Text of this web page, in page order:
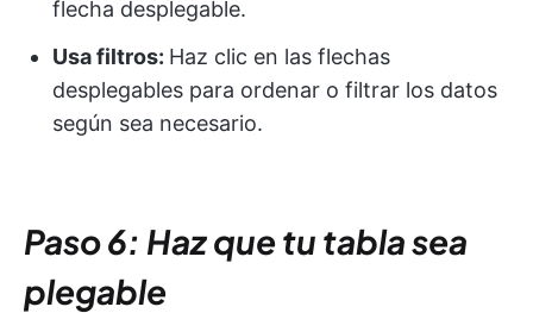
flecha desplegable.
Usa filtros: Haz clic en las flechas
desplegables para ordenar o filtrar los datos
según sea necesario.
Paso 6: Haz que tu tabla sea
plegable